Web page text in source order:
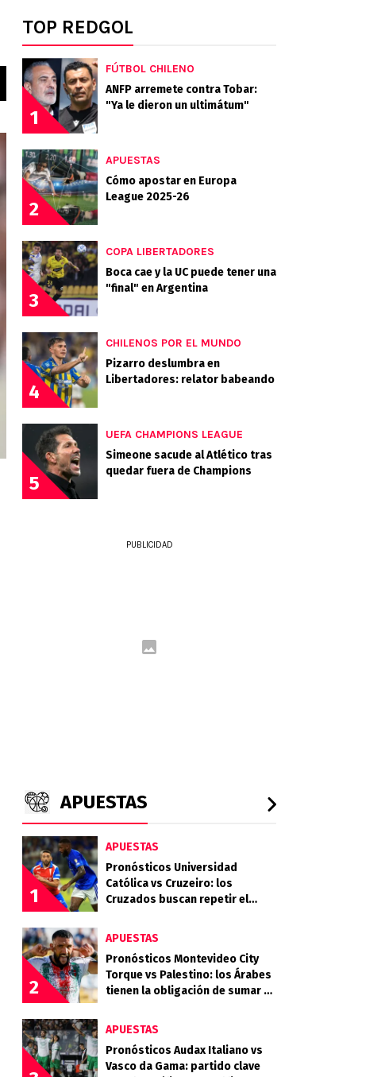
TOP REDGOL
1
FÚTBOL CHILENO
ANFP arremete contra Tobar:
"Ya le dieron un ultimátum"
2
APUESTAS
Cómo apostar en Europa
League 2025-26
3
COPA LIBERTADORES
Boca cae y la UC puede tener una
"final" en Argentina
4
CHILENOS POR EL MUNDO
Pizarro deslumbra en
Libertadores: relator babeando
5
UEFA CHAMPIONS LEAGUE
Simeone sacude al Atlético tras
quedar fuera de Champions
PUBLICIDAD
APUESTAS
1
APUESTAS
Pronósticos Universidad
Católica vs Cruzeiro: los
Cruzados buscan repetir el
2
APUESTAS
Pronósticos Montevideo City
Torque vs Palestino: los Árabes
tienen la obligación de sumar en
APUESTAS
Pronósticos Audax Italiano vs
Vasco da Gama: partido clave